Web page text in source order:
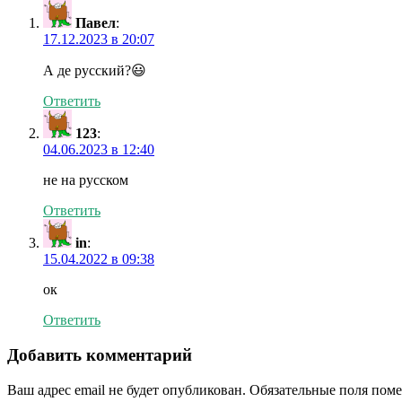
Павел:
17.12.2023 в 20:07
А де русский?😃
Ответить
123:
04.06.2023 в 12:40
не на русском
Ответить
in:
15.04.2022 в 09:38
ок
Ответить
Добавить комментарий
Ваш адрес email не будет опубликован. Обязательные поля